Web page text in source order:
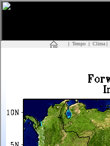
| Tempo | Clima |